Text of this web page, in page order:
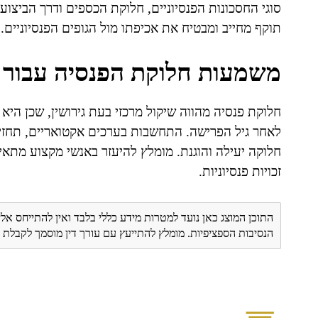
סוגי החסכונות הפנסיוניים, חלוקת הכספים ודרך
תוקף מחייב ומבטיח את אכיפתו מול הגופים הפנסיוניים.
משמעות חלוקת הפנסיה
חלוקת פנסיה מהווה שיקול מרכזי בעת גירושין, שכן
לאחר גיל הפרישה. התחשבות בערכים אקטואריים,
חלוקה יעילה והוגנת. מומלץ להיעזר באנשי מקצוע
זכויות פנסיוניות.
התוכן המוצג כאן נועד למטרות מידע כללי בלבד ואין להתייחס
הנסיבות הספציפיות. מומלץ להתייעץ עם עורך דין מוסמך